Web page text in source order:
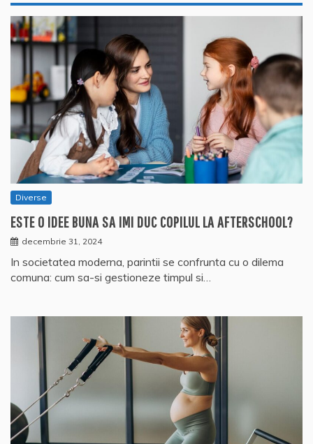
Diverse
ESTE O IDEE BUNA SA IMI DUC COPILUL LA AFTERSCHOOL?
decembrie 31, 2024
In societatea moderna, parintii se confrunta cu o dilema
comuna: cum sa-si gestioneze timpul si…